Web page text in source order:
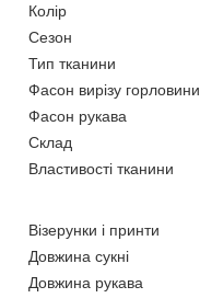
Колір
Сезон
Тип тканини
Фасон вирізу горловини
Фасон рукава
Склад
Властивості тканини
Візерунки і принти
Довжина сукні
Довжина рукава